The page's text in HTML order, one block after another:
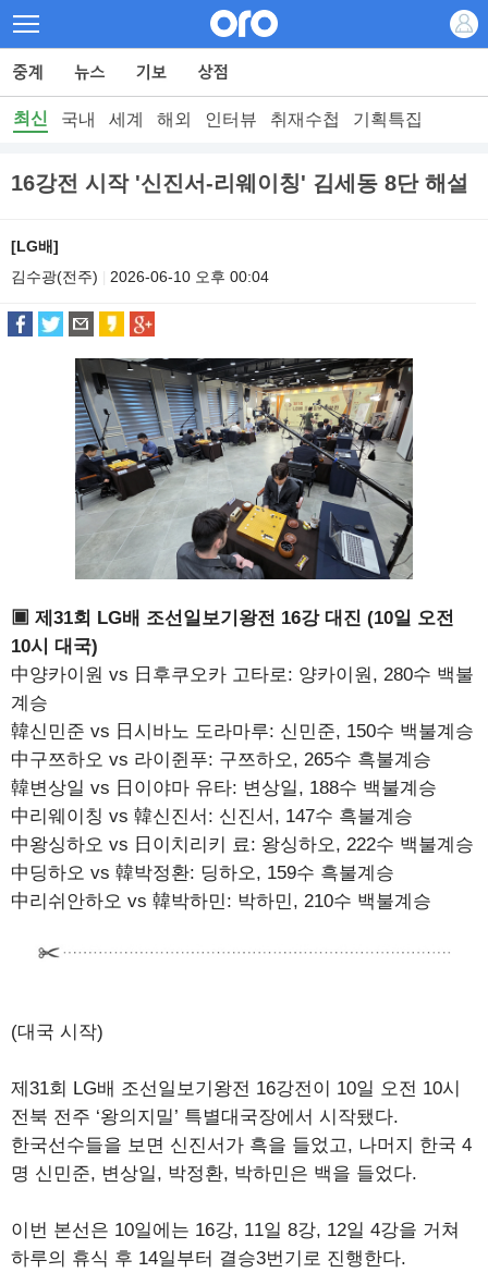
최신 국내 세계 해외 인터뷰 취재수첩 기획특집
16강전 시작 '신진서-리웨이칭' 김세동 8단 해설
[LG배]
김수광(전주)
2026-06-10 오후 00:04
▣ 제31회 LG배 조선일보기왕전 16강 대진 (10일 오전
10시 대국)
中양카이원 vs 日후쿠오카 고타로: 양카이원, 280수 백불
계승
韓신민준 vs 日시바노 도라마루: 신민준, 150수 백불계승
中구쯔하오 vs 라이쥔푸: 구쯔하오, 265수 흑불계승
韓변상일 vs 日이야마 유타: 변상일, 188수 백불계승
中리웨이칭 vs 韓신진서: 신진서, 147수 흑불계승
中왕싱하오 vs 日이치리키 료: 왕싱하오, 222수 백불계승
中딩하오 vs 韓박정환: 딩하오, 159수 흑불계승
中리쉬안하오 vs 韓박하민: 박하민, 210수 백불계승
(대국 시작)
제31회 LG배 조선일보기왕전 16강전이 10일 오전 10시
전북 전주 ‘왕의지밀’ 특별대국장에서 시작됐다.
한국선수들을 보면 신진서가 흑을 들었고, 나머지 한국 4
명 신민준, 변상일, 박정환, 박하민은 백을 들었다.
이번 본선은 10일에는 16강, 11일 8강, 12일 4강을 거쳐
하루의 휴식 후 14일부터 결승3번기로 진행한다.